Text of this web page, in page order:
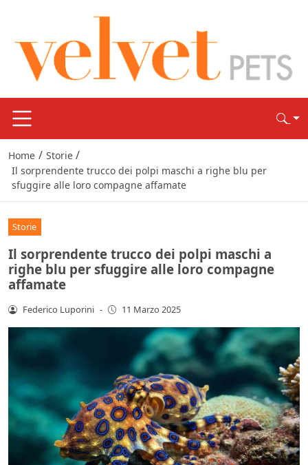
Home / Storie /
Il sorprendente trucco dei polpi maschi a righe blu per
sfuggire alle loro compagne affamate
Storie
Il sorprendente trucco dei polpi maschi a
righe blu per sfuggire alle loro compagne
affamate
Federico Luporini - 11 Marzo 2025